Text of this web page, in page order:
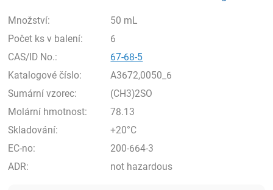
Množství:
50 mL
Počet ks v balení:
6
CAS/ID No.:
67-68-5
Katalogové číslo:
A3672,0050_6
Sumární vzorec:
(CH3)2SO
Molární hmotnost:
78.13
Skladování:
+20°C
EC-no:
200-664-3
ADR:
not hazardous